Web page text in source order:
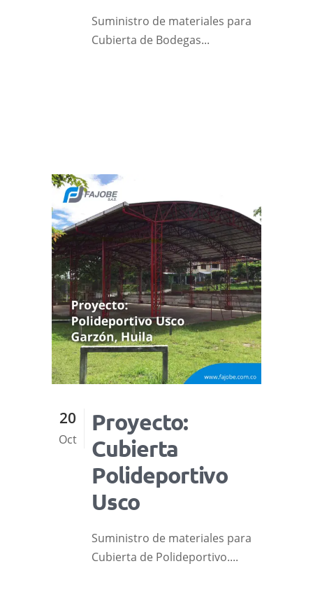
Suministro de materiales para
Cubierta de Bodegas...
20
Oct
Proyecto:
Cubierta
Polideportivo
Usco
Suministro de materiales para
Cubierta de Polideportivo....